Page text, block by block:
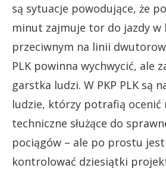
są sytuacje powodujące, że
minut zajmuje tor do jazdy w
przeciwnym na linii
PLK powinna wychwycić, ale
garstka ludzi. W PKP PLK są
ludzie, którzy potrafią ocenić
techniczne służące do
pociągów – ale po prostu jest
kontrolować dziesiątki